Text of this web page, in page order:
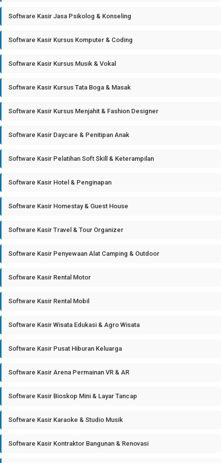
Software Kasir Jasa Psikolog & Konseling
Software Kasir Kursus Komputer & Coding
Software Kasir Kursus Musik & Vokal
Software Kasir Kursus Tata Boga & Masak
Software Kasir Kursus Menjahit & Fashion Designer
Software Kasir Daycare & Penitipan Anak
Software Kasir Pelatihan Soft Skill & Keterampilan
Software Kasir Hotel & Penginapan
Software Kasir Homestay & Guest House
Software Kasir Travel & Tour Organizer
Software Kasir Penyewaan Alat Camping & Outdoor
Software Kasir Rental Motor
Software Kasir Rental Mobil
Software Kasir Wisata Edukasi & Agro Wisata
Software Kasir Pusat Hiburan Keluarga
Software Kasir Arena Permainan VR & AR
Software Kasir Bioskop Mini & Layar Tancap
Software Kasir Karaoke & Studio Musik
Software Kasir Kontraktor Bangunan & Renovasi